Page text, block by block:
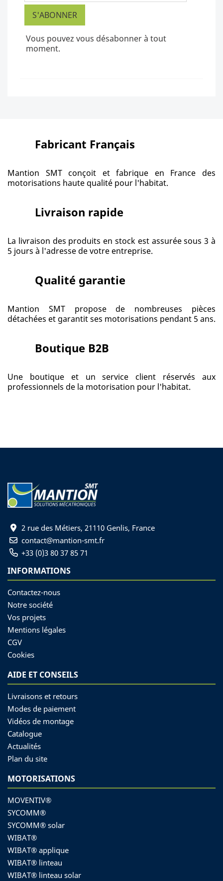
Vous pouvez vous désabonner à tout
moment.
Fabricant Français
Mantion SMT conçoit et fabrique en France des
motorisations haute qualité pour l'habitat.
Livraison rapide
La livraison des produits en stock est assurée sous 3 à
5 jours à l'adresse de votre entreprise.
Qualité garantie
Mantion SMT propose de nombreuses pièces
détachées et garantit ses motorisations pendant 5 ans.
Boutique B2B
Une boutique et un service client réservés aux
professionnels de la motorisation pour l'habitat.
2 rue des Métiers, 21110 Genlis, France
contact@mantion-smt.fr
+33 (0)3 80 37 85 71
INFORMATIONS
Contactez-nous
Notre société
Vos projets
Mentions légales
CGV
Cookies
AIDE ET CONSEILS
Livraisons et retours
Modes de paiement
Vidéos de montage
Catalogue
Actualités
Plan du site
MOTORISATIONS
MOVENTIV®
SYCOMM®
SYCOMM® solar
WIBAT®
WIBAT® applique
WIBAT® linteau
WIBAT® linteau solar